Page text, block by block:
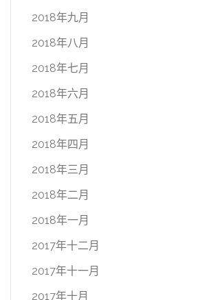
2018年九月
2018年八月
2018年七月
2018年六月
2018年五月
2018年四月
2018年三月
2018年二月
2018年一月
2017年十二月
2017年十一月
2017年十月